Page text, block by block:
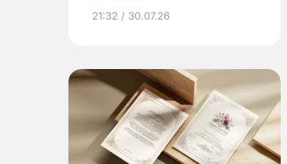
21:32 / 30.07.26